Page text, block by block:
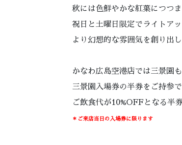
秋には色鮮やかな紅葉につつま
祝日と土曜日限定でライトアッ
より幻想的な雰囲気を創り出し
かなわ広島空港店では三景園
三景園入場券の半券をご持参で
ご飲食代が10%OFFとなる半
＊ご来店当日の入場券に限ります